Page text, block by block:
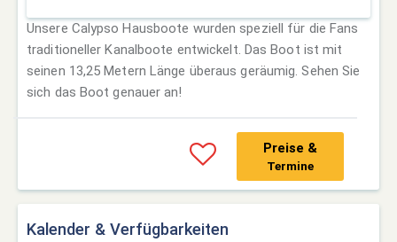
Unsere Calypso Hausboote wurden speziell für die Fans
traditioneller Kanalboote entwickelt. Das Boot ist mit
seinen 13,25 Metern Länge überaus geräumig. Sehen Sie
sich das Boot genauer an!
Preise &
Termine
Kalender & Verfügbarkeiten